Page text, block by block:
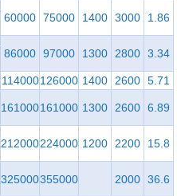
60000 75000 1400 3000 1.86
86000 97000 1300 2800 3.34
114000126000 1400 2600 5.71
161000161000 1300 2600 6.89
212000224000 1200 2200 15.8
325000355000 2000 36.6